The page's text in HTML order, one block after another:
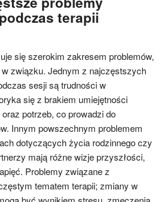
terapii
się szerokim zakresem problemów,
związku. Jednym z najczęstszych
sesji są trudności w
się z brakiem umiejętności
potrzeb, co prowadzi do
Innym powszechnym problemem
dotyczących życia rodzinnego czy
mają różne wizje przyszłości,
Problemy związane z
tematem terapii; zmiany w